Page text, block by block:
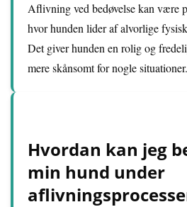
Aflivning ved bedøvelse kan være
hvor hunden lider af alvorlige
Det giver hunden en rolig og
mere skånsomt for nogle situationer.
Hvordan kan jeg
min hund under